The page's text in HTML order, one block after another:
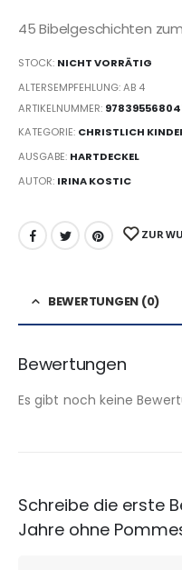
45 Bibelgeschichten
STOCK: NICHT VORRÄTIG
ALTERSEMPFEHLUNG: AB 4
ARTIKELNUMMER:
KATEGORIE: CHRISTLICH
AUSGABE: HARTDECKEL
AUTOR: IRINA KOSTIC
ZUR
BEWERTUNGEN (0)
Bewertungen
Es gibt noch keine
Schreibe die erste
Jahre ohne